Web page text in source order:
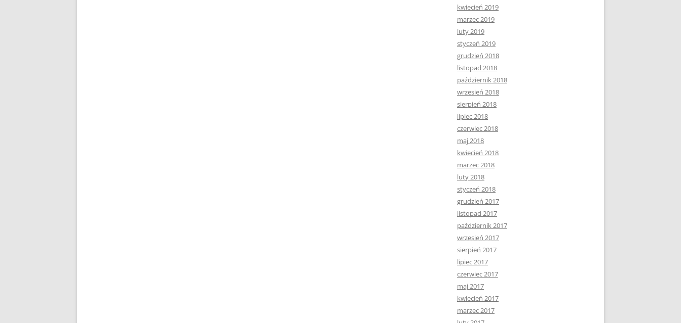
kwiecień 2019
marzec 2019
luty 2019
styczeń 2019
grudzień 2018
listopad 2018
październik 2018
wrzesień 2018
sierpień 2018
lipiec 2018
czerwiec 2018
maj 2018
kwiecień 2018
marzec 2018
luty 2018
styczeń 2018
grudzień 2017
listopad 2017
październik 2017
wrzesień 2017
sierpień 2017
lipiec 2017
czerwiec 2017
maj 2017
kwiecień 2017
marzec 2017